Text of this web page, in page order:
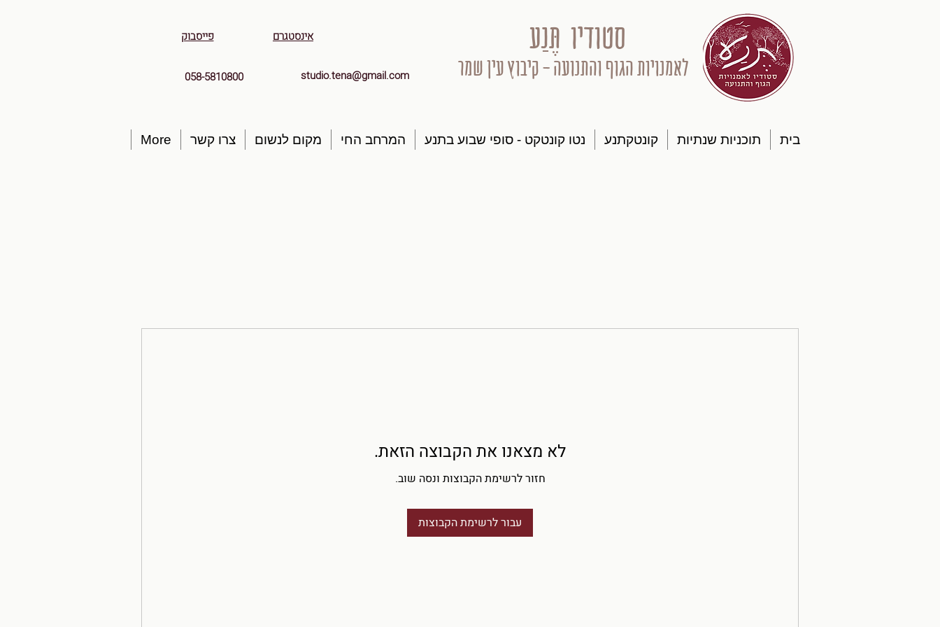
פייסבוק אינסטגרם
058-5810800 studio.tena@gmail.com
סטודיו תֶּנַע
לאמנויות הגוף והתנועה - קיבוץ עין שמר
בית תוכניות שנתיות קונטקתנע נטו קונטקט - סופי שבוע בתנע המרחב החי מקום לנשום צרו קשר More
לא מצאנו את הקבוצה הזאת.
חזור לרשימת הקבוצות ונסה שוב.
עבור לרשימת הקבוצות